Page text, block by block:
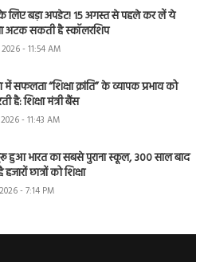
के लिए बड़ा अपडेट! 15 अगस्त से पहले कर लें ये
अटक सकती है स्कॉलरशिप
- 11:54 AM
में सफलता “शिक्षा क्रांति” के व्यापक प्रभाव को
है: शिक्षा मंत्री बैंस
- 11:43 AM
हुआ भारत का सबसे पुराना स्कूल, 300 साल बाद
छात्रों को शिक्षा
- 7:14 PM